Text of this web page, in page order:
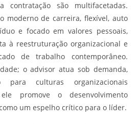
contratação são multifacetadas.
moderno de carreira, flexível, auto
e focado em valores pessoais,
à reestruturação organizacional e
de trabalho contemporâneo.
o advisor atua sob demanda,
para culturas organizacionais
promove o desenvolvimento
um espelho crítico para o líder.